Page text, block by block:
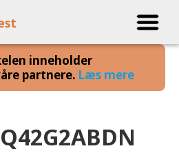
inneholder
partnere. Læs mere